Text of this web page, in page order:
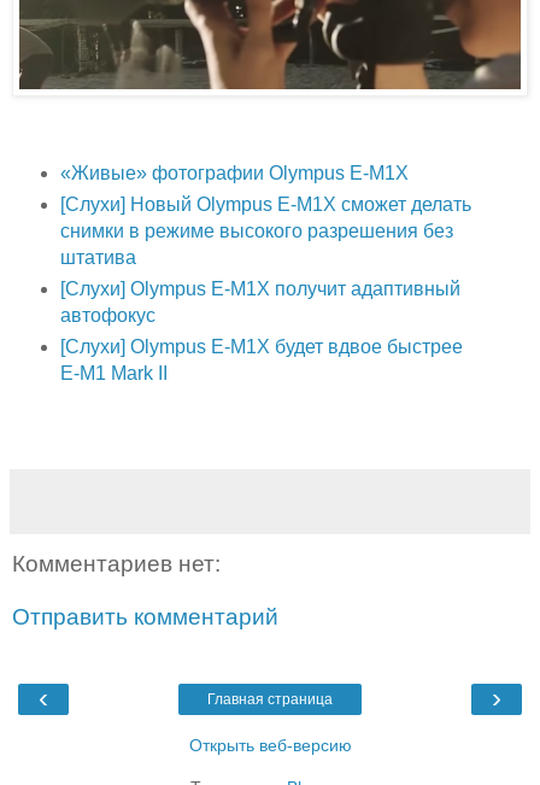
«Живые» фотографии Olympus E-M1X
[Слухи] Новый Olympus E-M1X сможет делать
снимки в режиме высокого разрешения без
штатива
[Слухи] Olympus E-M1X получит адаптивный
автофокус
[Слухи] Olympus E-M1X будет вдвое быстрее
E-M1 Mark II
Комментариев нет:
Отправить комментарий
‹ ›
Главная страница
Открыть веб-версию